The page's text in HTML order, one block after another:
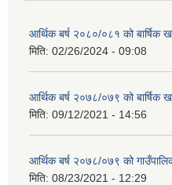
आर्थिक बर्ष २०८०/०८१ को बार्षिक
मिति: 02/26/2024 - 09:08
आर्थिक बर्ष २०७८/०७९ को बार्षिक
मिति: 09/12/2021 - 14:56
आर्थिक बर्ष २०७८/०७९ को
मिति: 08/23/2021 - 12:29